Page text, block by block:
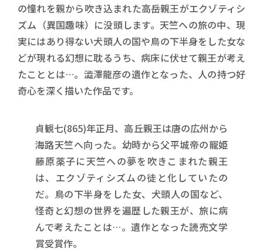
の憧れを親から吹き込まれた高岳親王がエクゾティシ
ズム（異国趣味）に没頭します。天竺への旅の中、現
実にはあり得ない犬頭人の国や鳥の下半身をした女な
どが現れる幻想に耽るうち、病床に伏せて親王が考え
たこととは…。澁澤龍彦の遺作となった、人の持つ好
奇心を深く描いた作品です。
貞観七(865)年正月、高丘親王は唐の広州から
海路天竺へ向った。幼時から父平城帝の寵姫
藤原薬子に天竺への夢を吹きこまれた親王
は、エクゾティシズムの徒と化していたの
だ。鳥の下半身をした女、犬頭人の国など、
怪奇と幻想の世界を遍歴した親王が、旅に病
んで考えたことは…。遺作となった読売文学
賞受賞作。